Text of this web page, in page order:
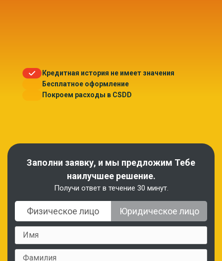
Заполни заявку, и мы предложим Тебе
наилучшее решение.
Получи ответ в течение 30 минут.
Физическое лицо Юридическое лицо
Кредитная история не имеет значения
Бесплатное оформление
Покроем расходы в CSDD